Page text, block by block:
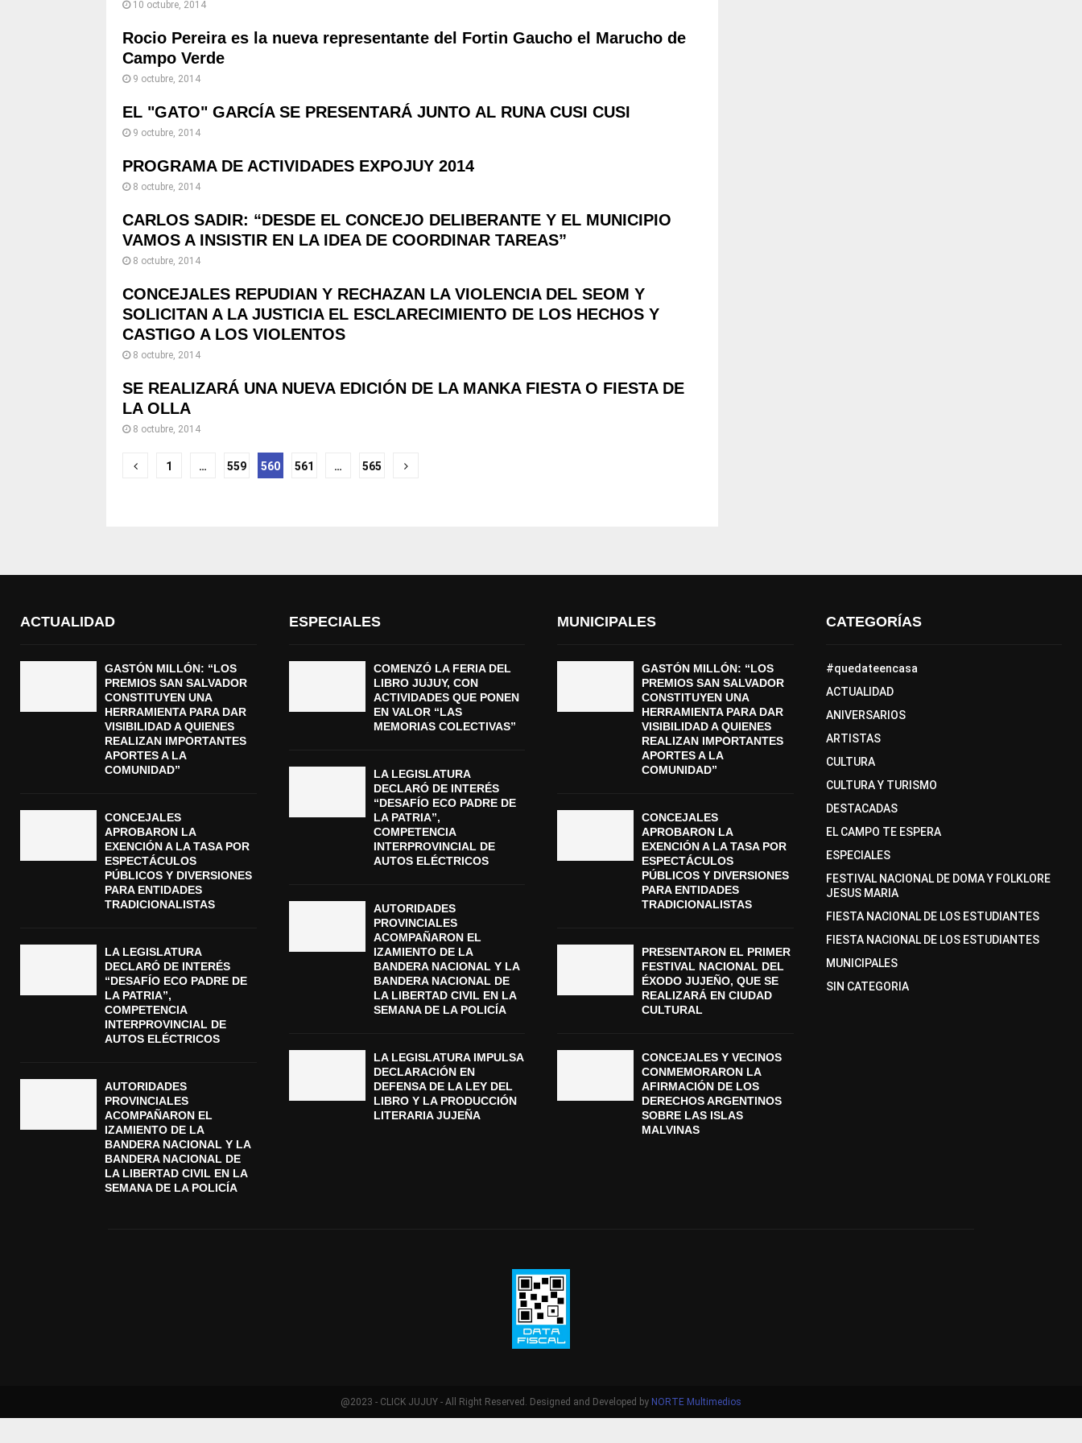
10 octubre, 2014
Rocio Pereira es la nueva representante del Fortin Gaucho el Marucho de
Campo Verde
9 octubre, 2014
EL "GATO" GARCÍA SE PRESENTARÁ JUNTO AL RUNA CUSI CUSI
9 octubre, 2014
PROGRAMA DE ACTIVIDADES EXPOJUY 2014
8 octubre, 2014
CARLOS SADIR: “DESDE EL CONCEJO DELIBERANTE Y EL MUNICIPIO
VAMOS A INSISTIR EN LA IDEA DE COORDINAR TAREAS”
8 octubre, 2014
CONCEJALES REPUDIAN Y RECHAZAN LA VIOLENCIA DEL SEOM Y
SOLICITAN A LA JUSTICIA EL ESCLARECIMIENTO DE LOS HECHOS Y
CASTIGO A LOS VIOLENTOS
8 octubre, 2014
SE REALIZARÁ UNA NUEVA EDICIÓN DE LA MANKA FIESTA O FIESTA DE
LA OLLA
8 octubre, 2014
Navegación
1 … 559 560 561 … 565
ACTUALIDAD
GASTÓN MILLÓN: “LOS
PREMIOS SAN SALVADOR
CONSTITUYEN UNA
HERRAMIENTA PARA DAR
VISIBILIDAD A QUIENES
REALIZAN IMPORTANTES
APORTES A LA
COMUNIDAD”
CONCEJALES
APROBARON LA
EXENCIÓN A LA TASA POR
ESPECTÁCULOS
PÚBLICOS Y DIVERSIONES
PARA ENTIDADES
TRADICIONALISTAS
LA LEGISLATURA
DECLARÓ DE INTERÉS
“DESAFÍO ECO PADRE DE
LA PATRIA”,
COMPETENCIA
INTERPROVINCIAL DE
AUTOS ELÉCTRICOS
AUTORIDADES
PROVINCIALES
ACOMPAÑARON EL
IZAMIENTO DE LA
BANDERA NACIONAL Y LA
BANDERA NACIONAL DE
LA LIBERTAD CIVIL EN LA
SEMANA DE LA POLICÍA
ESPECIALES
COMENZÓ LA FERIA DEL
LIBRO JUJUY, CON
ACTIVIDADES QUE PONEN
EN VALOR “LAS
MEMORIAS COLECTIVAS”
LA LEGISLATURA
DECLARÓ DE INTERÉS
“DESAFÍO ECO PADRE DE
LA PATRIA”,
COMPETENCIA
INTERPROVINCIAL DE
AUTOS ELÉCTRICOS
AUTORIDADES
PROVINCIALES
ACOMPAÑARON EL
IZAMIENTO DE LA
BANDERA NACIONAL Y LA
BANDERA NACIONAL DE
LA LIBERTAD CIVIL EN LA
SEMANA DE LA POLICÍA
LA LEGISLATURA IMPULSA
DECLARACIÓN EN
DEFENSA DE LA LEY DEL
LIBRO Y LA PRODUCCIÓN
LITERARIA JUJEÑA
MUNICIPALES
GASTÓN MILLÓN: “LOS
PREMIOS SAN SALVADOR
CONSTITUYEN UNA
HERRAMIENTA PARA DAR
VISIBILIDAD A QUIENES
REALIZAN IMPORTANTES
APORTES A LA
COMUNIDAD”
CONCEJALES
APROBARON LA
EXENCIÓN A LA TASA POR
ESPECTÁCULOS
PÚBLICOS Y DIVERSIONES
PARA ENTIDADES
TRADICIONALISTAS
PRESENTARON EL PRIMER
FESTIVAL NACIONAL DEL
ÉXODO JUJEÑO, QUE SE
REALIZARÁ EN CIUDAD
CULTURAL
CONCEJALES Y VECINOS
CONMEMORARON LA
AFIRMACIÓN DE LOS
DERECHOS ARGENTINOS
SOBRE LAS ISLAS
MALVINAS
CATEGORÍAS
#quedateencasa
ACTUALIDAD
ANIVERSARIOS
ARTISTAS
CULTURA
CULTURA Y TURISMO
DESTACADAS
EL CAMPO TE ESPERA
ESPECIALES
FESTIVAL NACIONAL DE DOMA Y FOLKLORE
JESUS MARIA
FIESTA NACIONAL DE LOS ESTUDIANTES
FIESTA NACIONAL DE LOS ESTUDIANTES
MUNICIPALES
SIN CATEGORIA
@2023 - CLICK JUJUY - All Right Reserved. Designed and Developed by NORTE Multimedios